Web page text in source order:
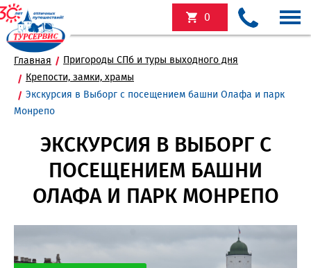
0
Главная
Пригороды СПб и туры выходного дня
Крепости, замки, храмы
Экскурсия в Выборг с посещением башни Олафа и парк
Монрепо
ЭКСКУРСИЯ В ВЫБОРГ С
ПОСЕЩЕНИЕМ БАШНИ
ОЛАФА И ПАРК МОНРЕПО